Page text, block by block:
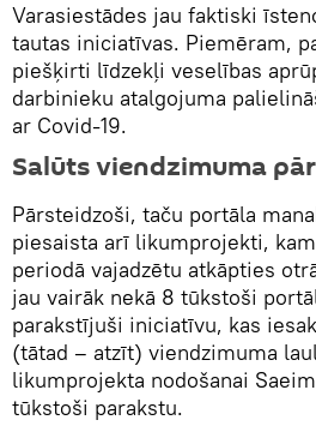
Varasiestādes jau faktiski
tautas iniciatīvas. Piemēram,
piešķirti līdzekļi veselības
darbinieku atalgojuma
ar Covid-19.
Salūts viendzimuma
Pārsteidzoši, taču portāla
piesaista arī likumprojekti,
periodā vajadzētu atkāpties
jau vairāk nekā 8 tūkstoši
parakstījuši iniciatīvu, kas
(tātad – atzīt) viendzimuma
likumprojekta nodošanai
tūkstoši parakstu.